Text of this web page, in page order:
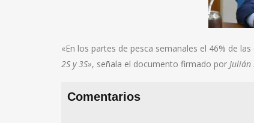
«En los partes de pesca semanales el 46% de
2S y 3S», señala el documento firmado por Julián
Comentarios